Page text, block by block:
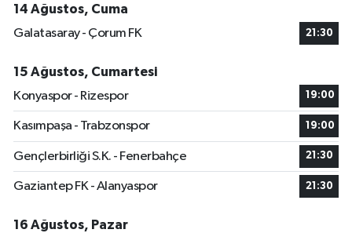
14 Ağustos, Cuma
Galatasaray - Çorum FK
21:30
15 Ağustos, Cumartesi
Konyaspor - Rizespor
19:00
Kasımpaşa - Trabzonspor 19:00
Gençlerbirliği S.K. - Fenerbahçe 21:30
Gaziantep FK - Alanyaspor 21:30
16 Ağustos, Pazar